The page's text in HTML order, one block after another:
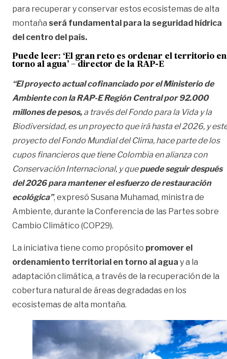
para recuperar y conservar estos ecosistemas de alta
montaña será fundamental para la seguridad hídrica
del centro del país.
Puede leer: ‘El gran reto es ordenar el territorio en
torno al agua’ – director de la RAP-E
“El proyecto actual cofinanciado por elMinisterio de
Ambientecon la RAP-E Región Central por 92.000
millones de pesos, a través del Fondo para la Vida y la
Biodiversidad, es un proyecto que irá hasta el 2026, y
proyecto del Fondo Mundial del Clima, hace parte de los
cupos financieros que tiene Colombia en alianza con
Conservación Internacional, y quepuede seguir después
del 2026 para mantener el esfuerzo de restauración
ecológica”, expresó Susana Muhamad, ministra de
Ambiente, durante la Conferencia de las Partes sobre
Cambio Climático (COP29).
La iniciativa tiene como propósito promover el
ordenamiento territorial en torno al agua y a la
adaptación climática, a través de la recuperación de la
cobertura natural de áreas degradadas en los
ecosistemas de alta montaña.